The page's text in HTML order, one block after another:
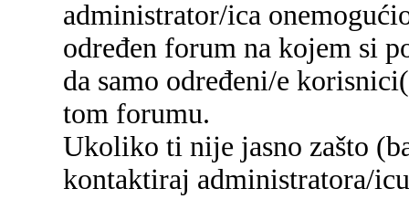
administrator/ica
određen forum na kojem si
da samo određeni/e
tom forumu.
Ukoliko ti nije jasno zašto
kontaktiraj administratora/